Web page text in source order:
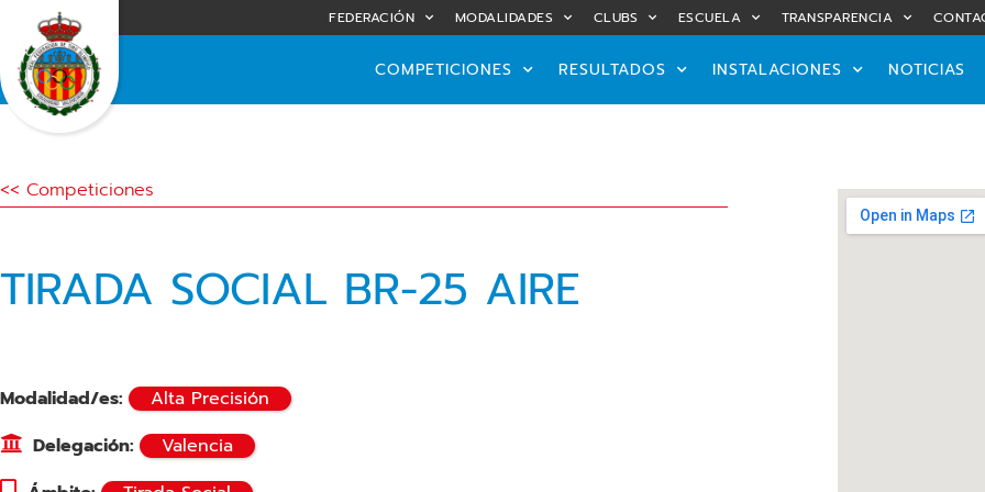
FEDERACIÓN MODALIDADES CLUBS ESCUELA TRANSPARENCIA
COMPETICIONES RESULTADOS INSTALACIONES NOTICIAS
<< Competiciones
TIRADA SOCIAL BR-25 AIRE
Modalidad/es:
Alta Precisión
Delegación:
Valencia